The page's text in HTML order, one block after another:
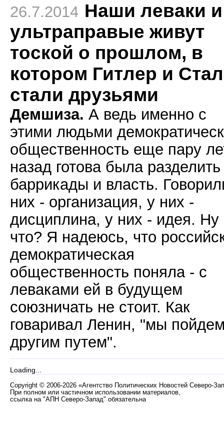
26.7.2014 Наши леваки и
ультраправые живут
тоской о прошлом, в
котором Гитлер и
стали друзьями
Демшиза. А ведь именно с
этими людьми
общественность еще пару
назад готова была разделить
баррикады и власть.
них - организация, у них -
дисциплина, у них - идея. Ну
что? Я надеюсь, что
демократическая
общественность поняла - с
леваками ей в будущем
союзничать не стоит. Как
говаривал Ленин, "мы
другим путем".
Loading...
Copyright © 2006-2026 «Агентство Политических Новостей Северо-
При полном или частичном использовании материалов,
ссылка на "АПН Северо-Запад" обязательна